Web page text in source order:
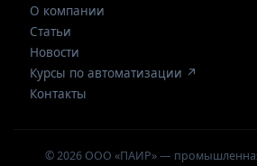
О компании
Статьи
Новости
Курсы по автоматизации ↗
Контакты
© 2026 ООО «ПАИР» —